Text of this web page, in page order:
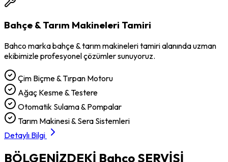
Bahçe & Tarım Makineleri Tamiri
Bahco markabahçe & tarım makineleri tamirialanında uzman
ekibimizle profesyonel çözümler sunuyoruz.
Çim Biçme & Tırpan Motoru
Ağaç Kesme & Testere
Otomatik Sulama & Pompalar
Tarım Makinesi & Sera Sistemleri
Detaylı Bilgi
BÖLGENİZDEKİ Bahco SERVİSİ